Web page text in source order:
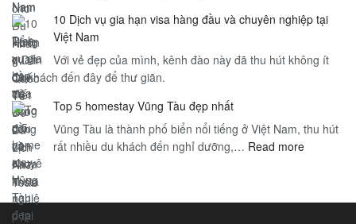
Hướng
Toàn
Khách
Quốc
Thăm
Việt
Dẫn
Chi
Du
loại
Việt
quan
đầy
công
10 Dịch vụ gia hạn visa hàng đầu và chuyên nghiệp tại
Việt Nam
Với vẻ đẹp của mình, kênh đào này đã thu hút không ít
du khách đến đây để thư giãn.
Top 5 homestay Vũng Tàu đẹp nhất
Vũng Tàu là thành phố biển nổi tiếng ở Việt Nam, thu hút
rất nhiều du khách đến nghỉ dưỡng,… Read more: